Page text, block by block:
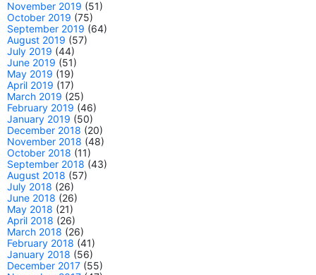
November 2019 (51)
October 2019 (75)
September 2019 (64)
August 2019 (57)
July 2019 (44)
June 2019 (51)
May 2019 (19)
April 2019 (17)
March 2019 (25)
February 2019 (46)
January 2019 (50)
December 2018 (20)
November 2018 (48)
October 2018 (11)
September 2018 (43)
August 2018 (57)
July 2018 (26)
June 2018 (26)
May 2018 (21)
April 2018 (26)
March 2018 (26)
February 2018 (41)
January 2018 (56)
December 2017 (55)